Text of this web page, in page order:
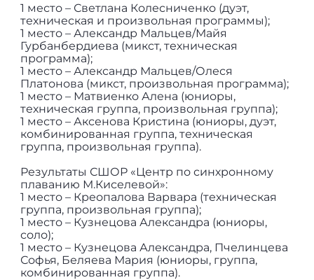
1 место – Светлана Колесниченко (дуэт,
техническая и произвольная программы);
1 место – Александр Мальцев/Майя
Гурбанбердиева (микcт, техническая
программа);
1 место – Александр Мальцев/Олеся
Платонова (микст, произвольная программа);
1 место – Матвиенко Алена (юниоры,
техническая группа, произвольная группа);
1 место – Аксенова Кристина (юниоры, дуэт,
комбинированная группа, техническая
группа, произвольная группа).
Результаты СШОР «Центр по синхронному
плаванию М.Киселевой»:
1 место – Креопалова Варвара (техническая
группа, произвольная группа);
1 место – Кузнецова Александра (юниоры,
соло);
1 место – Кузнецова Александра, Пчелинцева
Софья, Беляева Мария (юниоры, группа,
комбинированная группа).